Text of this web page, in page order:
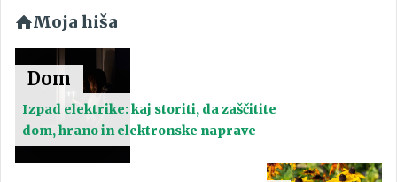
Moja hiša
Dom
Izpad elektrike: kaj storiti, da zaščitite
dom, hrano in elektronske naprave